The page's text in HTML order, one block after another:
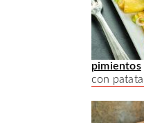
pimientos
con